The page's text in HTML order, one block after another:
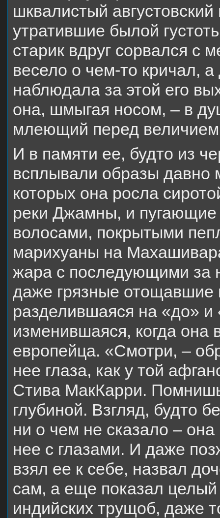
шквалистый
утратившие былой
старик вдруг сорвался с
весело о чем-то кричал,
наблюдала за этой его
она, шмыгая носом, – в
млеющий перед величием
И в памяти ее, будто из
всплывали образы
которых она росла
реки Джамны, и пугающие
волосами, покрытыми
марихуаны на
жара с последующими за
даже грязные
разделившаяся на «до»
изменившаяся, когда она
европейца. «Смотри, –
нее глаза, как у той
Стива МакКарри.
глубиной. Взгляд, будто
ни о чем не сказало –
нее с глазами. И даже
взял ее к себе, назвал
сам, а еще показал
индийских трущоб, даже